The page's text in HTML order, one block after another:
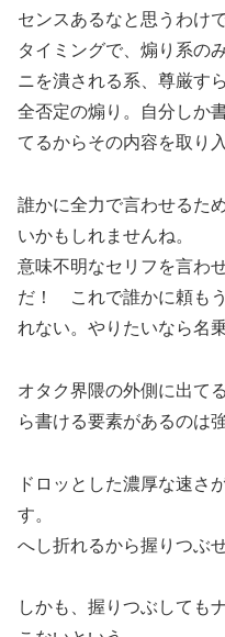
センスあるなと思うわけで
タイミングで、煽り系の
ニを潰される系、尊厳す
全否定の煽り。自分しか
てるからその内容を取り
誰かに全力で言わせるた
いかもしれませんね。
意味不明なセリフを言わ
だ！ これで誰かに頼も
れない。やりたいなら名
オタク界隈の外側に出て
ら書ける要素があるのは
ドロッとした濃厚な速さ
す。
へし折れるから握りつぶ
しかも、握りつぶしても